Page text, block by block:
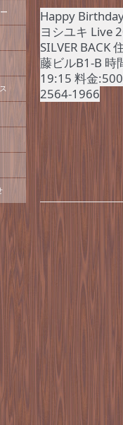
Happy
ヨシユキ Live
SILVER BACK
藤ビルB1-B 時
19:15 料金
2564-1966